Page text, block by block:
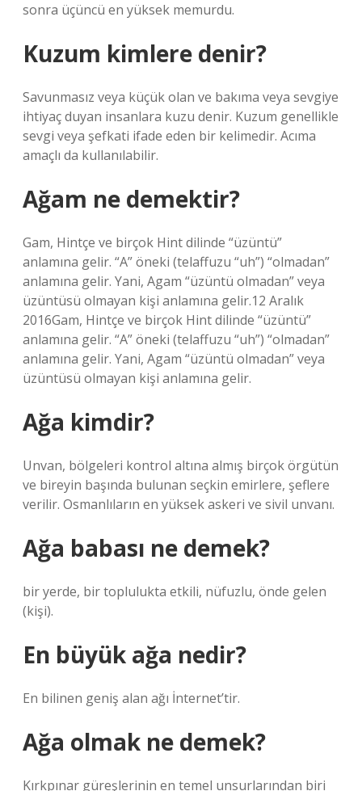
sonra üçüncü en yüksek memurdu.
Kuzum kimlere denir?
Savunmasız veya küçük olan ve bakıma veya sevgiye
ihtiyaç duyan insanlara kuzu denir. Kuzum genellikle
sevgi veya şefkati ifade eden bir kelimedir. Acıma
amaçlı da kullanılabilir.
Ağam ne demektir?
Gam, Hintçe ve birçok Hint dilinde “üzüntü”
anlamına gelir. “A” öneki (telaffuzu “uh”) “olmadan”
anlamına gelir. Yani, Agam “üzüntü olmadan” veya
üzüntüsü olmayan kişi anlamına gelir.12 Aralık
2016Gam, Hintçe ve birçok Hint dilinde “üzüntü”
anlamına gelir. “A” öneki (telaffuzu “uh”) “olmadan”
anlamına gelir. Yani, Agam “üzüntü olmadan” veya
üzüntüsü olmayan kişi anlamına gelir.
Ağa kimdir?
Unvan, bölgeleri kontrol altına almış birçok örgütün
ve bireyin başında bulunan seçkin emirlere, şeflere
verilir. Osmanlıların en yüksek askeri ve sivil unvanı.
Ağa babası ne demek?
bir yerde, bir toplulukta etkili, nüfuzlu, önde gelen
(kişi).
En büyük ağa nedir?
En bilinen geniş alan ağı İnternet’tir.
Ağa olmak ne demek?
Kırkpınar güreşlerinin en temel unsurlarından biri